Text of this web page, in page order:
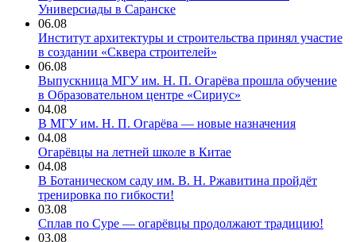
Универсиады в Саранске
06.08
Институт архитектуры и строительства принял участие
в создании «Сквера строителей»
06.08
Выпускница МГУ им. Н. П. Огарёва прошла обучение
в Образовательном центре «Сириус»
04.08
В МГУ им. Н. П. Огарёва — новые назначения
04.08
Огарёвцы на летней школе в Китае
04.08
В Ботаническом саду им. В. Н. Ржавитина пройдёт
тренировка по гибкости!
03.08
Сплав по Суре — огарёвцы продолжают традицию!
03.08